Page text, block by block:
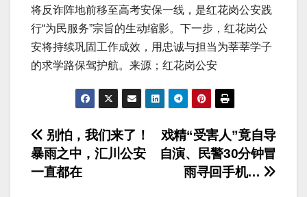
将反诈阵地前移至高考安保一线，是红花岗公安践
行“为民服务”宗旨的生动缩影。下一步，红花岗公
安将持续巩固工作成效，用忠诚与担当为莘莘学子
的求学路保驾护航。来源；红花岗公安
文
章
戏精“受害人”竟自导
自演、民警30分钟冒
雨寻回手机…
别怕，我们来了！
暴雨之中，汇川公安
一直都在